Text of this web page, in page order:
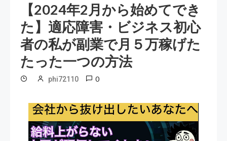
【2024年2月から始めてでき
た】適応障害・ビジネス初心
者の私が副業で月５万稼げた
たった一つの方法
phi72110 0